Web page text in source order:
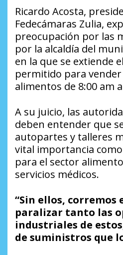
Ricardo Acosta,
Fedecámaras Zulia,
preocupación por las
por la alcaldía del
en la que se extiende
permitido para vender
alimentos de 8:00 am
A su juicio, las
deben entender que
autopartes y talleres
vital importancia
para el sector
servicios médicos.
“Sin ellos, corremos
paralizar tanto las
industriales de
de suministros que